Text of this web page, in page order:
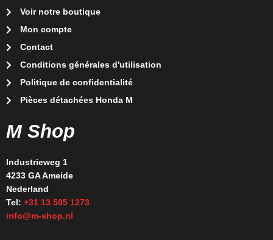
Voir notre boutique
Mon compte
Contact
Conditions générales d'utilisation
Politique de confidentialité
Pièces détachées Honda M
M Shop
Industrieweg 1
4233 GA Ameide
Nederland
Tel: +31 13 505 1273
info@m-shop.nl